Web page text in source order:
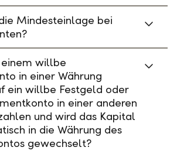
Mindesteinlage bei
einem willbe
in einer Währung
ein willbe Festgeld oder
in einer anderen
und wird das Kapital
in die Währung des
gewechselt?